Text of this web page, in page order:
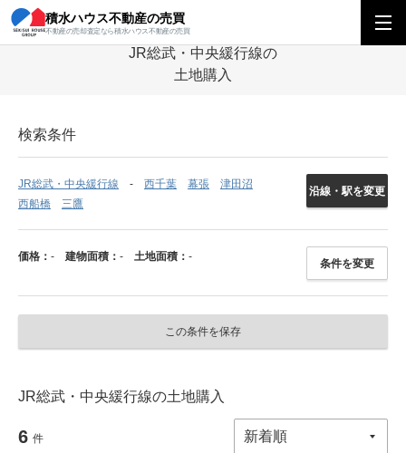
積水ハウス不動産の売買
不動産の売却査定なら積水ハウス不動産の売買
積水ハウス不動産の売買 関東エリア JR総武・中央緩行
JR総武・中央緩行線の
土地購入
検索条件
JR総武・中央緩行線 西千葉 幕張
津田沼
西船橋
三鷹
沿線・駅を変更
価格： - 建物面積： - 土地面積： -
条件を変更
この条件を保存
JR総武・中央緩行線の土地購入
6 件